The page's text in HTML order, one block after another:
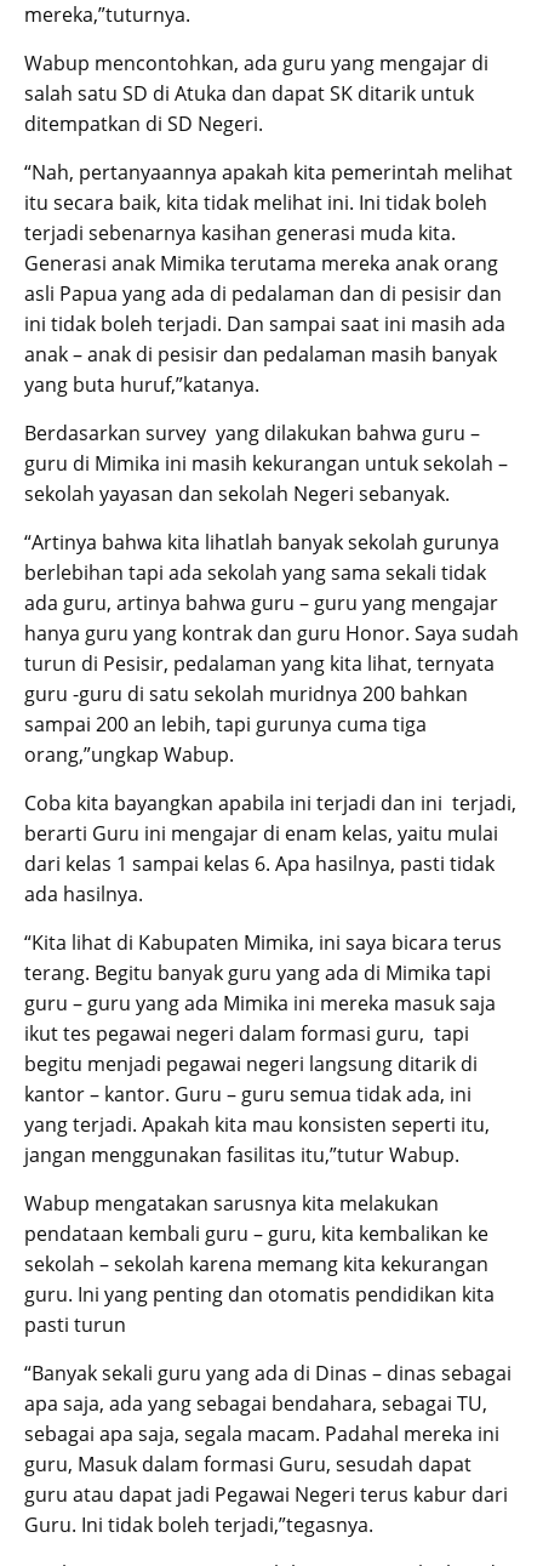
mereka,”tuturnya.
Wabup mencontohkan, ada guru yang mengajar di
salah satu SD di Atuka dan dapat SK ditarik untuk
ditempatkan di SD Negeri.
“Nah, pertanyaannya apakah kita pemerintah melihat
itu secara baik, kita tidak melihat ini. Ini tidak boleh
terjadi sebenarnya kasihan generasi muda kita.
Generasi anak Mimika terutama mereka anak orang
asli Papua yang ada di pedalaman dan di pesisir dan
ini tidak boleh terjadi. Dan sampai saat ini masih ada
anak – anak di pesisir dan pedalaman masih banyak
yang buta huruf,”katanya.
Berdasarkan survey yang dilakukan bahwa guru –
guru di Mimika ini masih kekurangan untuk sekolah –
sekolah yayasan dan sekolah Negeri sebanyak.
“Artinya bahwa kita lihatlah banyak sekolah gurunya
berlebihan tapi ada sekolah yang sama sekali tidak
ada guru, artinya bahwa guru – guru yang mengajar
hanya guru yang kontrak dan guru Honor. Saya sudah
turun di Pesisir, pedalaman yang kita lihat, ternyata
guru -guru di satu sekolah muridnya 200 bahkan
sampai 200 an lebih, tapi gurunya cuma tiga
orang,”ungkap Wabup.
Coba kita bayangkan apabila ini terjadi dan ini terjadi,
berarti Guru ini mengajar di enam kelas, yaitu mulai
dari kelas 1 sampai kelas 6. Apa hasilnya, pasti tidak
ada hasilnya.
“Kita lihat di Kabupaten Mimika, ini saya bicara terus
terang. Begitu banyak guru yang ada di Mimika tapi
guru – guru yang ada Mimika ini mereka masuk saja
ikut tes pegawai negeri dalam formasi guru, tapi
begitu menjadi pegawai negeri langsung ditarik di
kantor – kantor. Guru – guru semua tidak ada, ini
yang terjadi. Apakah kita mau konsisten seperti itu,
jangan menggunakan fasilitas itu,”tutur Wabup.
Wabup mengatakan sarusnya kita melakukan
pendataan kembali guru – guru, kita kembalikan ke
sekolah – sekolah karena memang kita kekurangan
guru. Ini yang penting dan otomatis pendidikan kita
pasti turun
“Banyak sekali guru yang ada di Dinas – dinas sebagai
apa saja, ada yang sebagai bendahara, sebagai TU,
sebagai apa saja, segala macam. Padahal mereka ini
guru, Masuk dalam formasi Guru, sesudah dapat
guru atau dapat jadi Pegawai Negeri terus kabur dari
Guru. Ini tidak boleh terjadi,”tegasnya.